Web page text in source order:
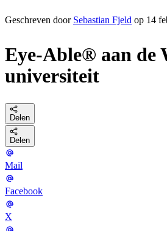
Geschreven door Sebastian Fjeld op 14
Eye-Able® aan de
universiteit
Delen
Delen
Mail
Facebook
X